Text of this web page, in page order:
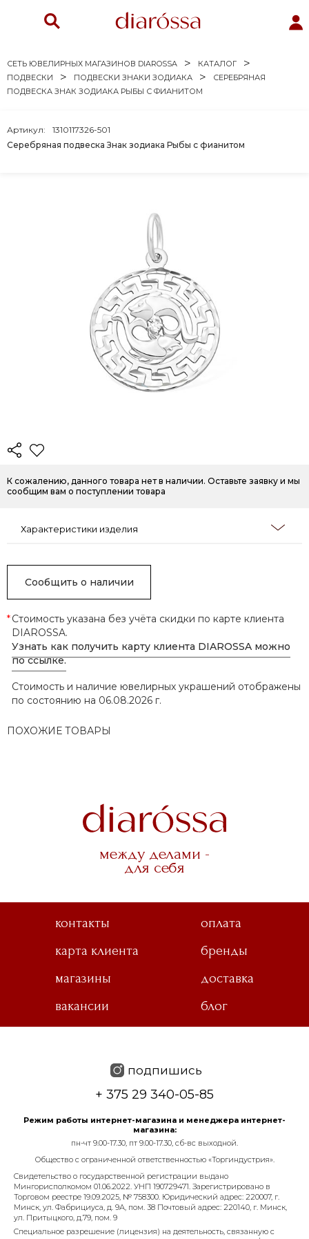
СЕТЬ ЮВЕЛИРНЫХ МАГАЗИНОВ DIAROSSA
КАТАЛОГ
ПОДВЕСКИ
ПОДВЕСКИ ЗНАКИ ЗОДИАКА
СЕРЕБРЯНАЯ
ПОДВЕСКА ЗНАК ЗОДИАКА РЫБЫ С ФИАНИТОМ
Серебряная подвеска Знак зодиака Рыбы с фианитом
Артикул: 1310117326-501
К сожалению, данного товара нет в наличии. Оставьте заявку и мы
сообщим вам о поступлении товара
Характеристики изделия
Сообщить о наличии
*Стоимость указана без учёта скидки по карте клиента
DIAROSSA.
Узнать как получить карту клиента DIAROSSA можно
по ссылке.
Стоимость и наличие ювелирных украшений отображены
по состоянию на 06.08.2026 г.
ПОХОЖИЕ ТОВАРЫ
между делами -
для себя
контакты
оплата
карта клиента
бренды
магазины
доставка
вакансии
блог
подпишись
+ 375 29 340-05-85
Режим работы интернет-магазина и менеджера интернет-
магазина:
пн-чт 9.00-17.30, пт 9.00-17.30, сб-вс выходной.
Общество с ограниченной ответственностью «Торгиндустрия».
Свидетельство о государственной регистрации выдано
Мингорисполкомом 01.06.2022. УНП 190729471. Зарегистрировано в
Торговом реестре 19.09.2025, № 758300. Юридический адрес: 220007, г.
Минск, ул. Фабрициуса, д. 9А, пом. 38 Почтовый адрес: 220140, г. Минск,
ул. Притыцкого, д.79, пом. 9
Специальное разрешение (лицензия) на деятельность, связанную с